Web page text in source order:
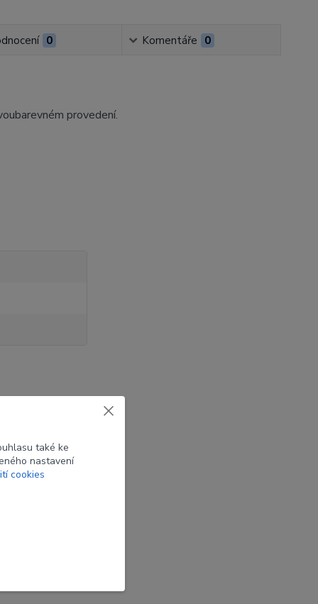
0 Komentáře 0
provedení.
luků
také ke
nastavení
cookies